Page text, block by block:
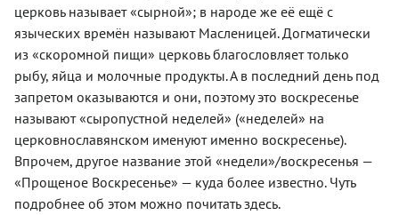
церковь называет «сырной»; в народе же её ещё с
языческих времён называют Масленицей. Догматически
из «скоромной пищи» церковь благословляет только
рыбу, яйца и молочные продукты. А в последний день под
запретом оказываются и они, поэтому это воскресенье
называют «сыропустной неделей» («неделей» на
церковнославянском именуют именно воскресенье).
Впрочем, другое название этой «недели»/воскресенья —
«Прощеное Воскресенье» — куда более известно. Чуть
подробнее об этом можно почитать здесь.